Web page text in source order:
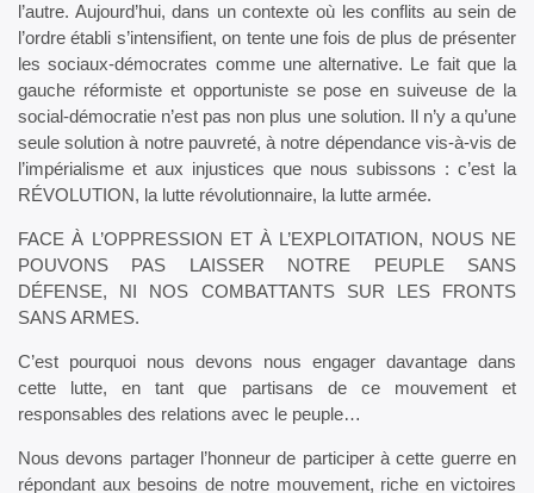
l’autre. Aujourd’hui, dans un contexte où les conflits au sein de
l’ordre établi s’intensifient, on tente une fois de plus de présenter
les sociaux-démocrates comme une alternative. Le fait que la
gauche réformiste et opportuniste se pose en suiveuse de la
social-démocratie n’est pas non plus une solution. Il n’y a qu’une
seule solution à notre pauvreté, à notre dépendance vis-à-vis de
l’impérialisme et aux injustices que nous subissons : c’est la
RÉVOLUTION, la lutte révolutionnaire, la lutte armée.
FACE À L’OPPRESSION ET À L’EXPLOITATION, NOUS NE
POUVONS PAS LAISSER NOTRE PEUPLE SANS
DÉFENSE, NI NOS COMBATTANTS SUR LES FRONTS
SANS ARMES.
C’est pourquoi nous devons nous engager davantage dans
cette lutte, en tant que partisans de ce mouvement et
responsables des relations avec le peuple…
Nous devons partager l’honneur de participer à cette guerre en
répondant aux besoins de notre mouvement, riche en victoires